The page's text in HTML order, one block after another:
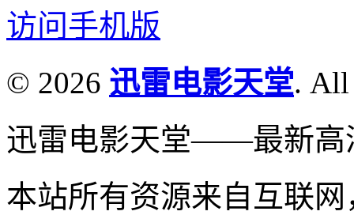
访问手机版
© 2026 迅雷电影天堂. All
迅雷电影天堂——最新高
本站所有资源来自互联